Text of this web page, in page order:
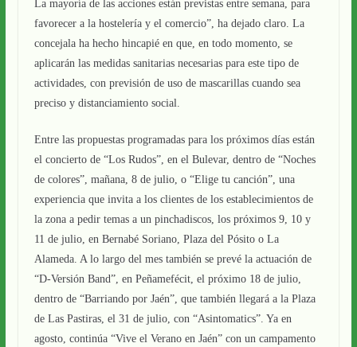
La mayoría de las acciones están previstas entre semana, para
favorecer a la hostelería y el comercio”, ha dejado claro. La
concejala ha hecho hincapié en que, en todo momento, se
aplicarán las medidas sanitarias necesarias para este tipo de
actividades, con previsión de uso de mascarillas cuando sea
preciso y distanciamiento social.
Entre las propuestas programadas para los próximos días están
el concierto de “Los Rudos”, en el Bulevar, dentro de “Noches
de colores”, mañana, 8 de julio, o “Elige tu canción”, una
experiencia que invita a los clientes de los establecimientos de
la zona a pedir temas a un pinchadiscos, los próximos 9, 10 y
11 de julio, en Bernabé Soriano, Plaza del Pósito o La
Alameda. A lo largo del mes también se prevé la actuación de
“D-Versión Band”, en Peñamefécit, el próximo 18 de julio,
dentro de “Barriando por Jaén”, que también llegará a la Plaza
de Las Pastiras, el 31 de julio, con “Asintomatics”. Ya en
agosto, continúa “Vive el Verano en Jaén” con un campamento